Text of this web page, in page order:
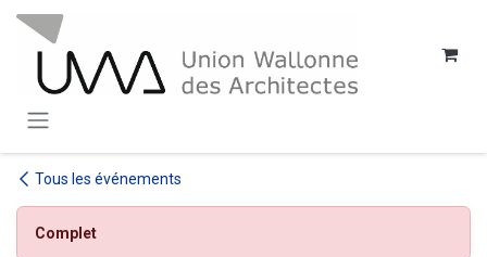
Tous les événements
Complet